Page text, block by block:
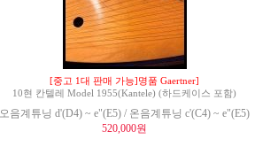
[중고 1대 판매 가능]명품 Gaertner]
10현 칸텔레 Model 1955(Kantele) (하드케이스 포함)
오음계튜닝 d'(D4) ~ e"(E5) / 온음계튜닝 c'(C4) ~ e"(E5)
520,000원